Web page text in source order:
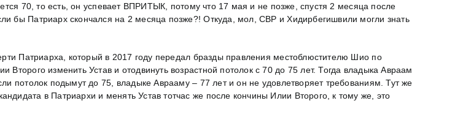
70, то есть, он успевает ВПРИТЫК, потому что 17 мая и не позже, спустя 2 месяца после
бы Патриарх скончался на 2 месяца позже?! Откуда, мол, СВР и Хидирбегишвили могли знать
Патриарха, который в 2017 году передал бразды правления местоблюстителю Шио по
изменить Устав и отодвинуть возрастной потолок с 70 до 75 лет. Тогда владыка Авраам
потолок подымут до 75, владыке Аврааму – 77 лет и он не удовлетворяет требованиям. Тут же
в Патриархи и менять Устав тотчас же после кончины Илии Второго, к тому же, это